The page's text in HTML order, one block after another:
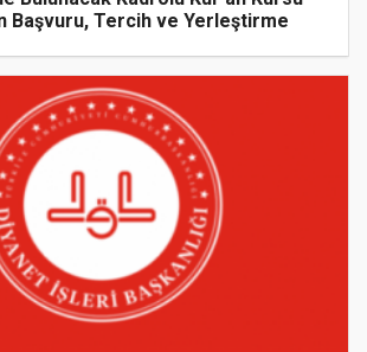
Başvuru, Tercih ve Yerleştirme